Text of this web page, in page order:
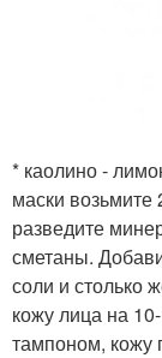
* каолино -
маски
разведите
сметаны.
соли и столько
кожу лица на
тампоном, кожу